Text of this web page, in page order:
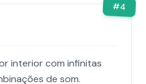
#4
interior com infinitas
de som.